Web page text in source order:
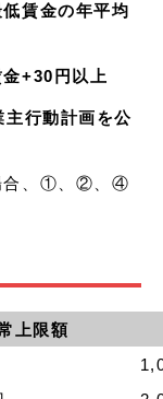
賃金の年平均
+30円以上
主行動計画を公
合、①、②、④
上限額